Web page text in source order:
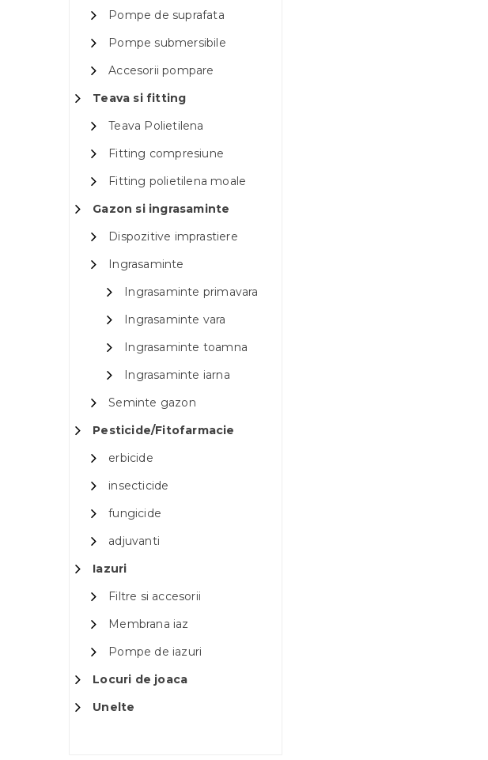
Pompe de suprafata
Pompe submersibile
Accesorii pompare
Teava si fitting
Teava Polietilena
Fitting compresiune
Fitting polietilena moale
Gazon si ingrasaminte
Dispozitive imprastiere
Ingrasaminte
Ingrasaminte primavara
Ingrasaminte vara
Ingrasaminte toamna
Ingrasaminte iarna
Seminte gazon
Pesticide/Fitofarmacie
erbicide
insecticide
fungicide
adjuvanti
Iazuri
Filtre si accesorii
Membrana iaz
Pompe de iazuri
Locuri de joaca
Unelte